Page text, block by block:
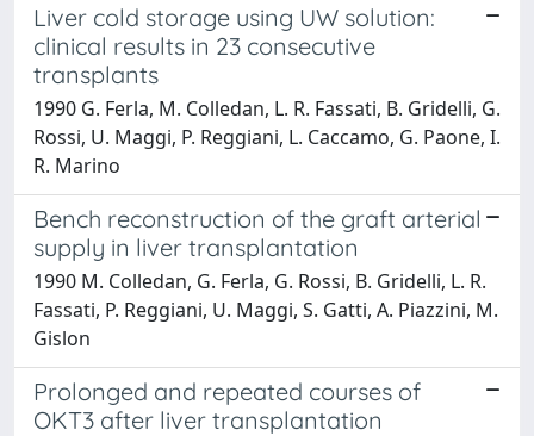
Liver cold storage using UW solution:
clinical results in 23 consecutive
transplants
1990 G. Ferla, M. Colledan, L. R. Fassati, B. Gridelli, G.
Rossi, U. Maggi, P. Reggiani, L. Caccamo, G. Paone, I.
R. Marino
Bench reconstruction of the graft arterial
supply in liver transplantation
1990 M. Colledan, G. Ferla, G. Rossi, B. Gridelli, L. R.
Fassati, P. Reggiani, U. Maggi, S. Gatti, A. Piazzini, M.
Gislon
Prolonged and repeated courses of
OKT3 after liver transplantation